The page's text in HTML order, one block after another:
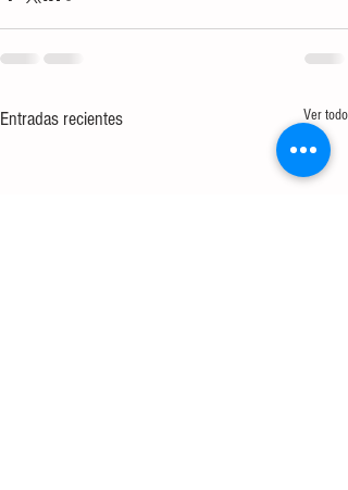
Entradas recientes Ver todo